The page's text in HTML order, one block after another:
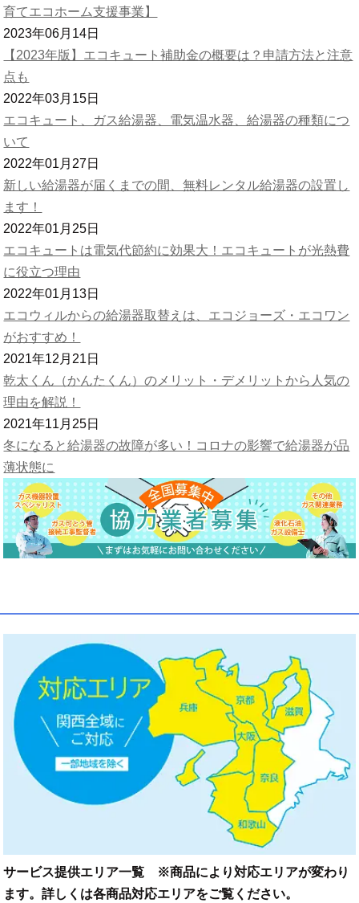
育てエコホーム支援事業】
2023年06月14日
【2023年版】エコキュート補助金の概要は？申請方法と注意
点も
2022年03月15日
エコキュート、ガス給湯器、電気温水器、給湯器の種類につ
いて
2022年01月27日
新しい給湯器が届くまでの間、無料レンタル給湯器の設置し
ます！
2022年01月25日
エコキュートは電気代節約に効果大！エコキュートが光熱費
に役立つ理由
2022年01月13日
エコウィルからの給湯器取替えは、エコジョーズ・エコワン
がおすすめ！
2021年12月21日
乾太くん（かんたくん）のメリット・デメリットから人気の
理由を解説！
2021年11月25日
冬になると給湯器の故障が多い！コロナの影響で給湯器が品
薄状態に
サービス提供エリア一覧 ※商品により対応エリアが変わり
ます。詳しくは各商品対応エリアをご覧ください。